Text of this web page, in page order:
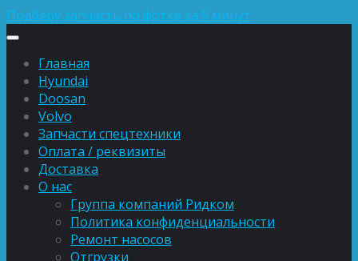
Подберу запчасть по фотке за 5 минут
Главная
Hyundai
Doosan
Volvo
Запчасти спецтехники
Оплата / реквизиты
Доставка
О нас
Группа компаний Ридком
Политика конфиденциальности
Ремонт насосов
Отгрузки